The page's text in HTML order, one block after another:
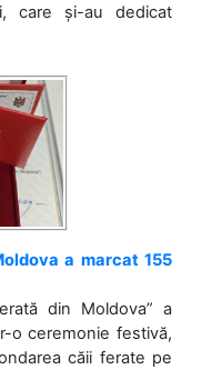
care și-au dedicat
a marcat 155
din Moldova” a
o ceremonie festivă,
căii ferate pe